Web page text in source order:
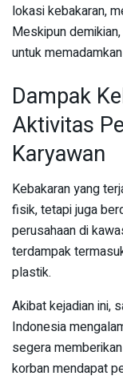
lokasi kebakaran,
Meskipun
untuk
Dampak
Aktivitas
Karyawan
Kebakaran yang
fisik, tetapi juga
perusahaan di
terdampak
plastik.
Akibat kejadian ini,
Indonesia
segera
korban mendapat